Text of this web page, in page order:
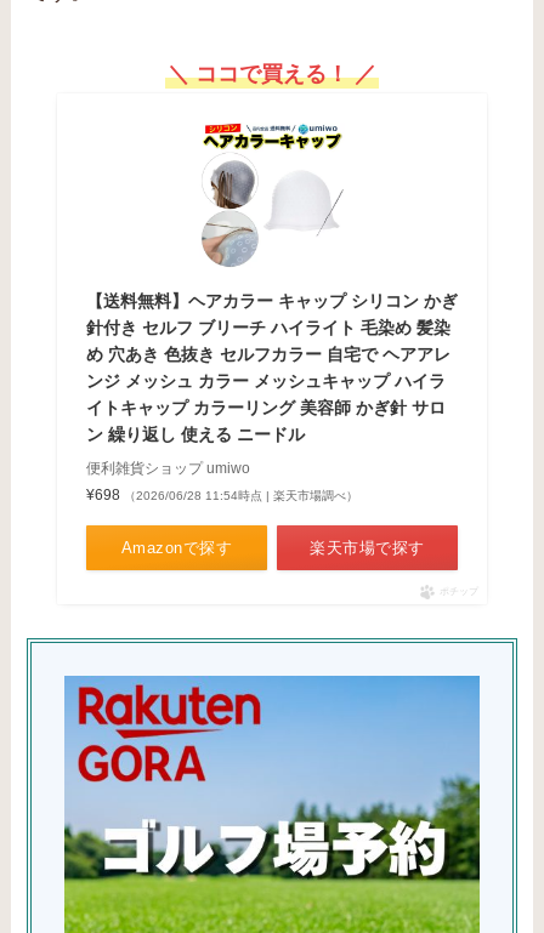
＼ ココで買える！ ／
【送料無料】ヘアカラー キャップ シリコン かぎ
針付き セルフ ブリーチ ハイライト 毛染め 髪染
め 穴あき 色抜き セルフカラー 自宅で ヘアアレ
ンジ メッシュ カラー メッシュキャップ ハイラ
イトキャップ カラーリング 美容師 かぎ針 サロ
ン 繰り返し 使える ニードル
便利雑貨ショップ umiwo
¥698
（2026/06/28 11:54時点 | 楽天市場調べ）
Amazonで探す 楽天市場で探す
ポチップ